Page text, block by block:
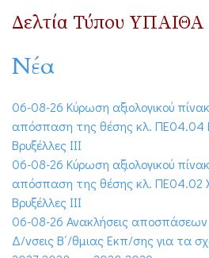
Δελτία Τύπου ΥΠΑΙΘΑ
Νέα
06-08-26 Κύρωση αξιολογικού
απόσπαση της θέσης κλ. ΠΕ04.04
Βρυξέλλες ΙΙΙ
06-08-26 Κύρωση αξιολογικού
απόσπαση της θέσης κλ. ΠΕ04.02
Βρυξέλλες ΙΙΙ
06-08-26 Ανακλήσεις αποσπάσεων
Δ/νσεις Β΄/θμιας Εκπ/σης για τα